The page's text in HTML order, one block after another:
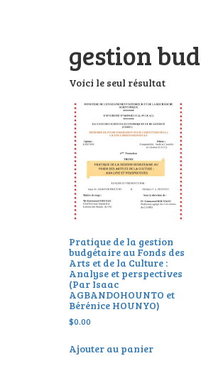
gestion
Voici le seul résultat
Pratique de la gestion
budgétaire au Fonds des
Arts et de la Culture :
Analyse et perspectives
(Par Isaac
AGBANDOHOUNTO et
Bérénice HOUNYO)
$0.00
Ajouter au panier